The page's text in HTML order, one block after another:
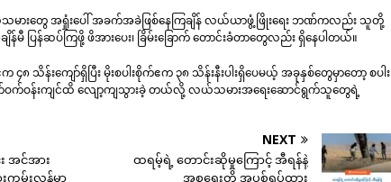
သမားတွေ အရှုံးပေါ် အခက်အခဲဖြစ်နေကြချိန် လယ်ယာဖွံ့ဖြိုးရေး ဘဏ်ကလည်း သူတို့
မီ ပြန်ဆပ်ကြဖို့ ဖိအားပေး၊ ခြိမ်းခြောက် တောင်းခံတာတွေလည်း ရှိနေပါတယ်။
သိန်းကျော်ရှိပြီး မိုးစပါးစိုက်ဧက ၃၈ သိန်းနီးပါးရှိပေမယ့် အခုနှစ်တွေမှာတော့ စပါး
ဝက်ဝန်းကျင်ထိ လျော့ကျသွားခဲ့ တယ်လို့ လယ်သမားအရေးဆောင်ရွက်သူတွေရဲ့
အင်အား
ကမ်းလွန်မှာ
NEXT
ထရမ့်ရဲ့ တောင်းဆိုမှုကြောင့် အီရန်နဲ့
အစ္စရေးတို့ အပစ်ရပ်ထား